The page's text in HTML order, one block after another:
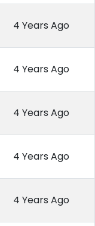
4 Years Ago
4 Years Ago
4 Years Ago
4 Years Ago
4 Years Ago